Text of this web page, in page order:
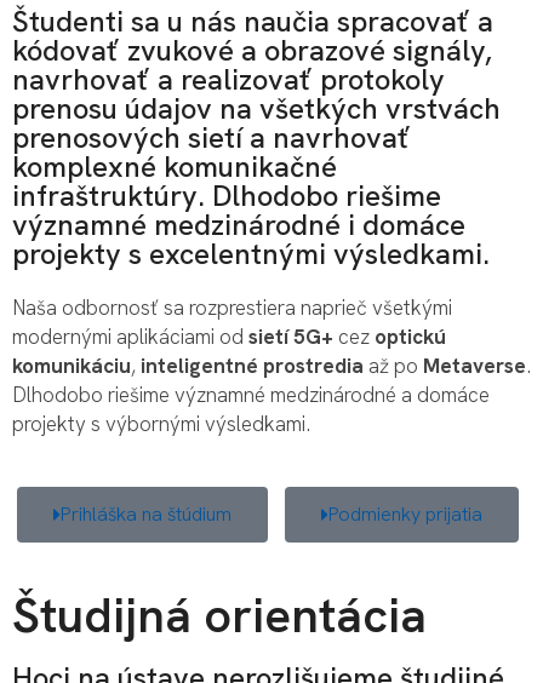
Študenti sa u nás naučia spracovať a
kódovať zvukové a obrazové signály,
navrhovať a realizovať protokoly
prenosu údajov na všetkých vrstvách
prenosových sietí a navrhovať
komplexné komunikačné
infraštruktúry. Dlhodobo riešime
významné medzinárodné i domáce
projekty s excelentnými výsledkami.
Naša odbornosť sa rozprestiera naprieč všetkými
modernými aplikáciami od sietí 5G+ cez optickú
komunikáciu, inteligentné prostredia až po Metaverse.
Dlhodobo riešime významné medzinárodné a domáce
projekty s výbornými výsledkami.
Prihláška na štúdium Podmienky prijatia
Študijná orientácia